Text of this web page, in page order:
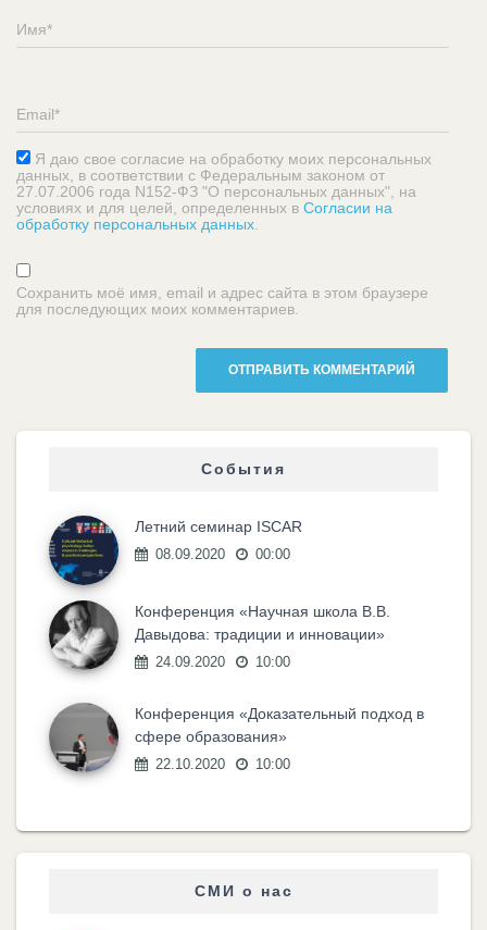
Я даю свое согласие на обработку моих персональных
данных, в соответствии с Федеральным законом от
27.07.2006 года N152-ФЗ "О персональных данных", на
условиях и для целей, определенных в Согласии на
обработку персональных данных.
Сохранить моё имя, email и адрес сайта в этом браузере
для последующих моих комментариев.
События
Летний семинар ISCAR
08.09.2020 00:00
Конференция «Научная школа В.В.
Давыдова: традиции и инновации»
24.09.2020 10:00
Конференция «Доказательный подход в
сфере образования»
22.10.2020 10:00
СМИ о нас